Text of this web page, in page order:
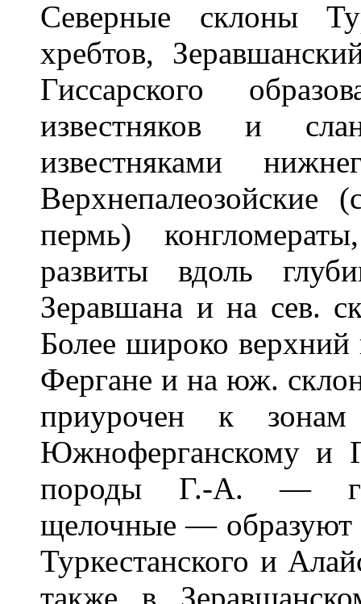
Северные склоны
хребтов,
Гиссарского
известняков и
известняками
пермь)
развиты вдоль
Зеравшана и на сев.
Более широко
Фергане и на юж.
приурочен к
Южноферганскому и
породы Г.-А. —
щелочные — образуют
Туркестанского и